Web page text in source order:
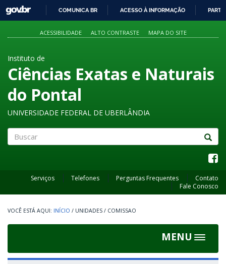
PARA
O
GOVBR
COMUNICA BR ACESSO À INFORMAÇÃO
ACESSIBILIDADE ALTO CONTRASTE MAPA DO SITE
Instituto de
Ciências Exatas e Naturais
do Pontal
UNIVERSIDADE FEDERAL DE UBERLÂNDIA
Serviços Telefones Perguntas Frequentes
Contato
Fale Conosco
INÍCIO / UNIDADES / COMISSAO
MENU
Toggle